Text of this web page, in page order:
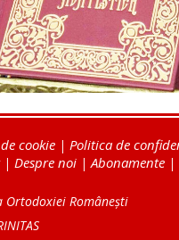
cookie | Politica de
| Despre noi | Abonamente |
Ortodoxiei Românești